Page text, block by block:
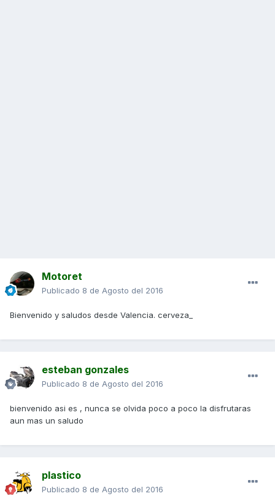
Motoret
Publicado 8 de Agosto del 2016
Bienvenido y saludos desde Valencia. cerveza_
esteban gonzales
Publicado 8 de Agosto del 2016
bienvenido asi es , nunca se olvida poco a poco la disfrutaras
aun mas un saludo
plastico
Publicado 8 de Agosto del 2016